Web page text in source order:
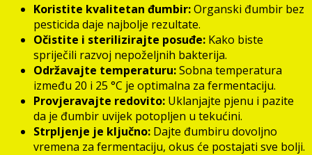
Koristite kvalitetan đumbir:Organski đumbir bez
pesticida daje najbolje rezultate.
Očistite i sterilizirajte posuđe: Kako biste
spriječili razvoj nepoželjnih bakterija.
Održavajte temperaturu:Sobna temperatura
između 20 i 25 °C je optimalna za fermentaciju.
Provjeravajte redovito: Uklanjajte pjenu i pazite
da je đumbir uvijek potopljen u tekućini.
Strpljenje je ključno: Dajte đumbiru dovoljno
vremena za fermentaciju, okus će postajati sve bolji.